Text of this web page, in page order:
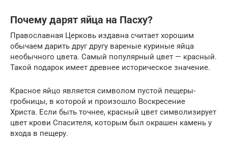
Почему дарят яйца на Пасху?
Православная Церковь издавна считает хорошим
обычаем дарить друг другу вареные куриные яйца
необычного цвета. Самый популярный цвет — красный.
Такой подарок имеет древнее историческое значение.
Красное яйцо является символом пустой пещеры-
гробницы, в которой и произошло Воскресение
Христа. Если быть точнее, красный цвет символизирует
цвет крови Спасителя, которым был окрашен камень у
входа в пещеру.